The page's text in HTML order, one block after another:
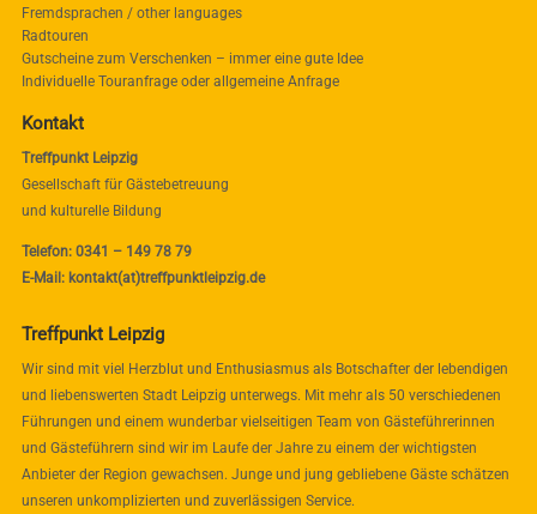
Fremdsprachen / other languages
Radtouren
Gutscheine zum Verschenken – immer eine gute Idee
Individuelle Touranfrage oder allgemeine Anfrage
Kontakt
Treffpunkt Leipzig
Gesellschaft für Gästebetreuung
und kulturelle Bildung
Telefon: 0341 – 149 78 79
E-Mail: kontakt(at)treffpunktleipzig.de
Treffpunkt Leipzig
Wir sind mit viel Herzblut und Enthusiasmus als Botschafter der lebendigen
und liebenswerten Stadt Leipzig unterwegs. Mit mehr als 50 verschiedenen
Führungen und einem wunderbar vielseitigen Team von Gästeführerinnen
und Gästeführern sind wir im Laufe der Jahre zu einem der wichtigsten
Anbieter der Region gewachsen. Junge und jung gebliebene Gäste schätzen
unseren unkomplizierten und zuverlässigen Service.